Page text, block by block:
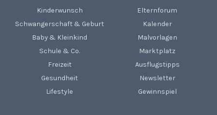
Kinderwunsch
Schwangerschaft & Geburt
Baby & Kleinkind
Schule & Co.
Freizeit
Gesundheit
Lifestyle
Elternforum
Kalender
Malvorlagen
Marktplatz
Ausflugstipps
Newsletter
Gewinnspiel